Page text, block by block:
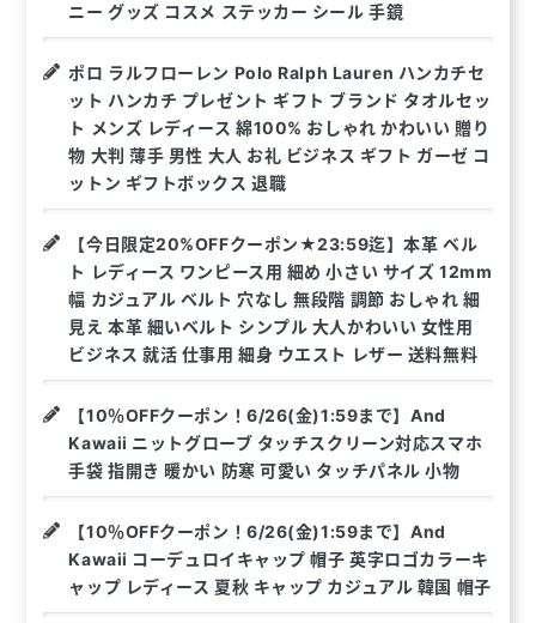
ニー グッズ コスメ ステッカー シール 手鏡
ポロ ラルフローレン Polo Ralph Lauren ハンカチセ
ット ハンカチ プレゼント ギフト ブランド タオルセッ
ト メンズ レディース 綿100% おしゃれ かわいい 贈り
物 大判 薄手 男性 大人 お礼 ビジネス ギフト ガーゼ コ
ットン ギフトボックス 退職
【今日限定20%OFFクーポン★23:59迄】本革 ベル
ト レディース ワンピース用 細め 小さい サイズ 12mm
幅 カジュアル ベルト 穴なし 無段階 調節 おしゃれ 細
見え 本革 細いベルト シンプル 大人かわいい 女性用
ビジネス 就活 仕事用 細身 ウエスト レザー 送料無料
【10％OFFクーポン！6/26(金)1:59まで】And
Kawaii ニットグローブ タッチスクリーン対応スマホ
手袋 指開き 暖かい 防寒 可愛い タッチパネル 小物
【10％OFFクーポン！6/26(金)1:59まで】And
Kawaii コーデュロイキャップ 帽子 英字ロゴカラーキ
ャップ レディース 夏秋 キャップ カジュアル 韓国 帽子